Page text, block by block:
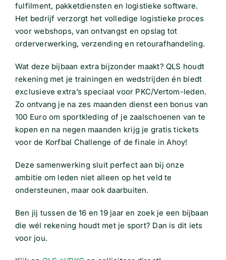
fulfilment, pakketdiensten en logistieke software.
Het bedrijf verzorgt het volledige logistieke proces
voor webshops, van ontvangst en opslag tot
orderverwerking, verzending en retourafhandeling.
Wat deze bijbaan extra bijzonder maakt? QLS houdt
rekening met je trainingen en wedstrijden én biedt
exclusieve extra’s speciaal voor PKC/Vertom-leden.
Zo ontvang je na zes maanden dienst een bonus van
100 Euro om sportkleding of je zaalschoenen van te
kopen en na negen maanden krijg je gratis tickets
voor de Korfbal Challenge of de finale in Ahoy!
Deze samenwerking sluit perfect aan bij onze
ambitie om leden niet alleen op het veld te
ondersteunen, maar ook daarbuiten.
Ben jij tussen de 16 en 19 jaar en zoek je een bijbaan
die wél rekening houdt met je sport? Dan is dit iets
voor jou.